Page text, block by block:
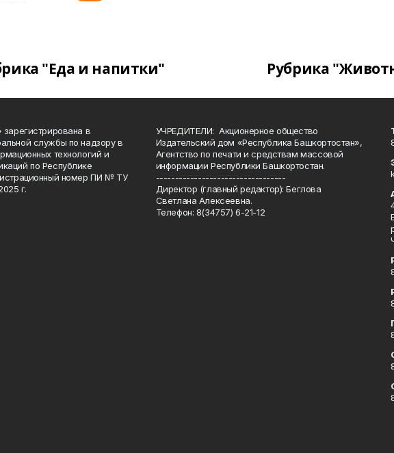
"Еда и напитки" Рубрика
зарегистрирована в
службы по надзору в
технологий и
по Республике
номер ПИ № ТУ
г.
УЧРЕДИТЕЛИ: Акционерное общество
Издательский дом «Республика Башкортостан»,
Агентство по печати и средствам массовой
информации Республики Башкортостан.
----------------------------------
Директор (главный редактор): Беглова
Светлана Алексеевна.
Телефон: 8(34757) 6-21-12